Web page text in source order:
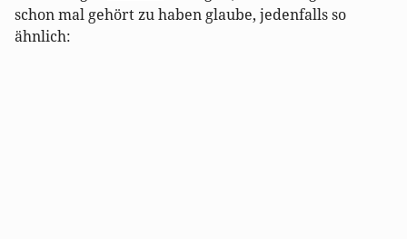
schon mal gehört zu haben glaube, jedenfalls so
ähnlich: